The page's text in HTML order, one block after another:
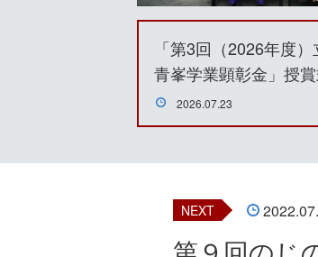
「第3回（2026年度
青峯学業顕彰金」授
2026.07.23
NEXT